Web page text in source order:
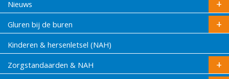
Nieuws
Gluren bij de buren
Kinderen & hersenletsel (NAH)
Zorgstandaarden & NAH